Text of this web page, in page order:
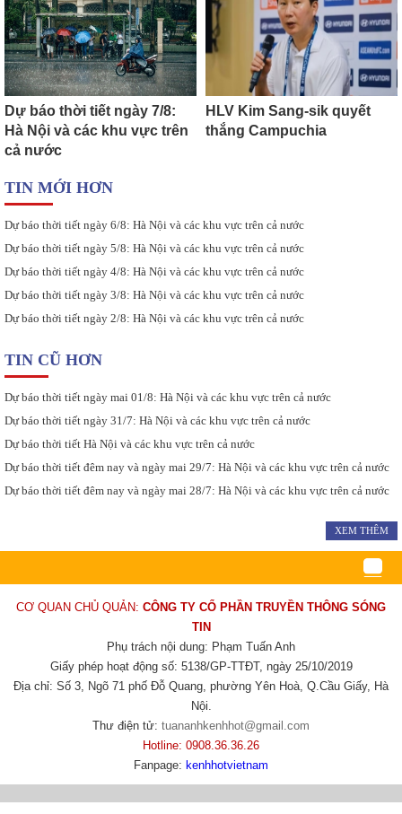
Dự báo thời tiết ngày 7/8:
Hà Nội và các khu vực trên
cả nước
HLV Kim Sang-sik quyết
thắng Campuchia
TIN MỚI HƠN
Dự báo thời tiết ngày 6/8: Hà Nội và các khu vực trên cả nước
Dự báo thời tiết ngày 5/8: Hà Nội và các khu vực trên cả nước
Dự báo thời tiết ngày 4/8: Hà Nội và các khu vực trên cả nước
Dự báo thời tiết ngày 3/8: Hà Nội và các khu vực trên cả nước
Dự báo thời tiết ngày 2/8: Hà Nội và các khu vực trên cả nước
TIN CŨ HƠN
Dự báo thời tiết ngày mai 01/8: Hà Nội và các khu vực trên cả nước
Dự báo thời tiết ngày 31/7: Hà Nội và các khu vực trên cả nước
Dự báo thời tiết Hà Nội và các khu vực trên cả nước
Dự báo thời tiết đêm nay và ngày mai 29/7: Hà Nội và các khu vực trên cả nước
Dự báo thời tiết đêm nay và ngày mai 28/7: Hà Nội và các khu vực trên cả nước
XEM THÊM
CƠ QUAN CHỦ QUẢN: CÔNG TY CỔ PHẦN TRUYỀN THÔNG SÓNG
TIN
Phụ trách nội dung: Phạm Tuấn Anh
Giấy phép hoạt động số: 5138/GP-TTĐT, ngày 25/10/2019
Địa chỉ: Số 3, Ngõ 71 phố Đỗ Quang, phường Yên Hoà, Q.Cầu Giấy, Hà
Nội.
Thư điện tử: tuananhkenhhot@gmail.com
Hotline: 0908.36.36.26
Fanpage: kenhhotvietnam